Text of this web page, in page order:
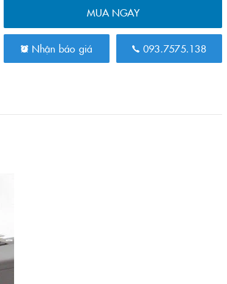
MUA NGAY
Nhận báo giá 093.7575.138